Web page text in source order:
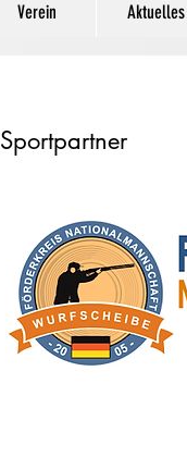
Sportpartner
Verein Aktuelles